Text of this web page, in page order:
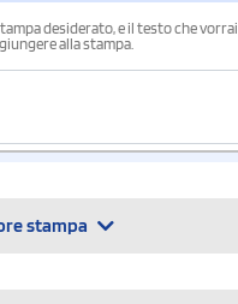
desiderato, e il testo che vorrai
alla stampa.
stampa